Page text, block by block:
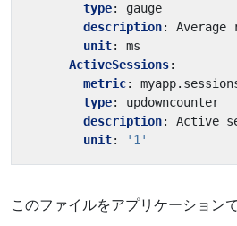
type:
gauge
description:
Average
unit:
ms
ActiveSessions:
metric:
type:
updowncounter
description:
Active
unit: '1'
このファイルをアプリケーション